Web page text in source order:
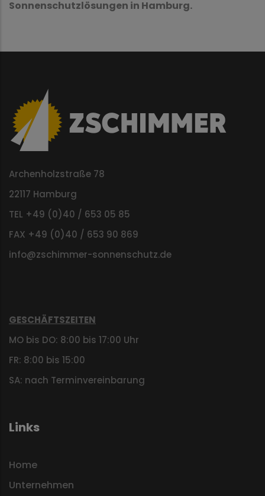
Sonnenschutzlösungen in Hamburg.
Archenholzstraße 78
22117 Hamburg
TEL +49 (0)40 / 653 05 85
FAX +49 (0)40 / 653 90 869
info@zschimmer-sonnenschutz.de
GESCHÄFTSZEITEN
MO bis DO: 8:00 bis 17:00 Uhr
FR: 8:00 bis 15:00
SA: nach Terminvereinbarung
Links
Home
Unternehmen